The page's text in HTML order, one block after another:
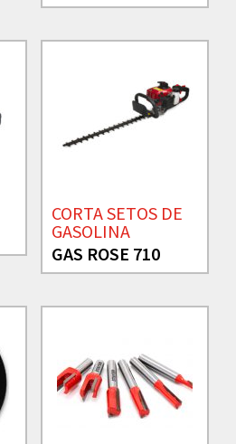
CORTA SETOS DE
GASOLINA
GAS ROSE 710